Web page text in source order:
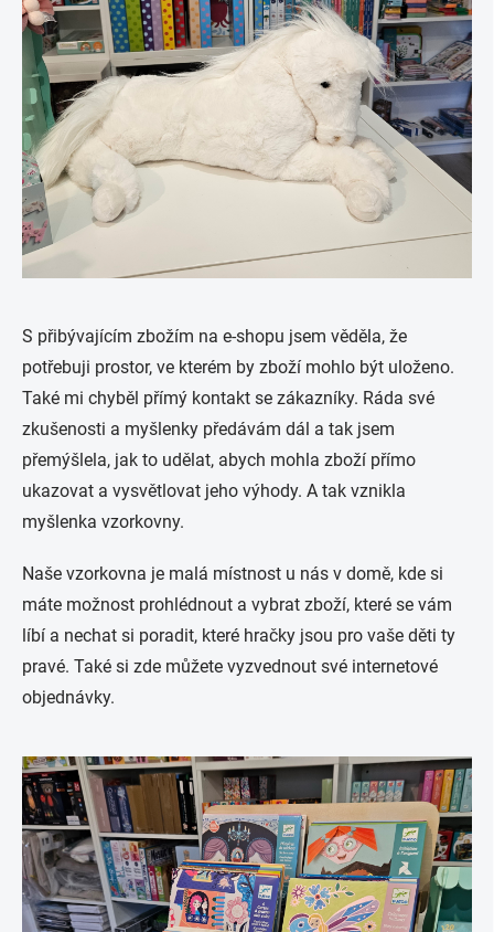
S přibývajícím zbožím na e-shopu jsem věděla, že
potřebuji prostor, ve kterém by zboží mohlo být uloženo.
Také mi chyběl přímý kontakt se zákazníky. Ráda své
zkušenosti a myšlenky předávám dál a tak jsem
přemýšlela, jak to udělat, abych mohla zboží přímo
ukazovat a vysvětlovat jeho výhody. A tak vznikla
myšlenka vzorkovny.
Naše vzorkovna je malá místnost u nás v domě, kde si
máte možnost prohlédnout a vybrat zboží, které se vám
líbí a nechat si poradit, které hračky jsou pro vaše děti ty
pravé. Také si zde můžete vyzvednout své internetové
objednávky.